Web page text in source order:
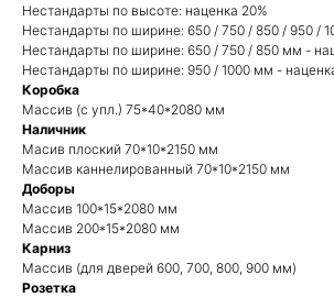
Нестандарты по высоте: наценка 20%
Нестандарты по ширине: 650 / 750 / 850 / 950 /
Нестандарты по ширине: 650 / 750 / 850 мм -
Нестандарты по ширине: 950 / 1000 мм -
Коробка
Массив (с упл.) 75*40*2080 мм
Наличник
Масив плоский 70*10*2150 мм
Массив каннелированный 70*10*2150 мм
Доборы
Массив 100*15*2080 мм
Массив 200*15*2080 мм
Карниз
Массив (для дверей 600, 700, 800, 900 мм)
Розетка